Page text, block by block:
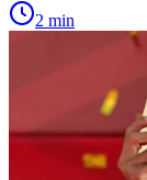
2 min